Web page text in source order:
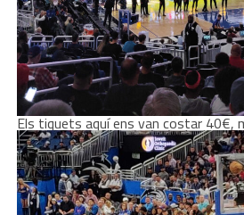
Els tiquets aquí ens van costar 40€,